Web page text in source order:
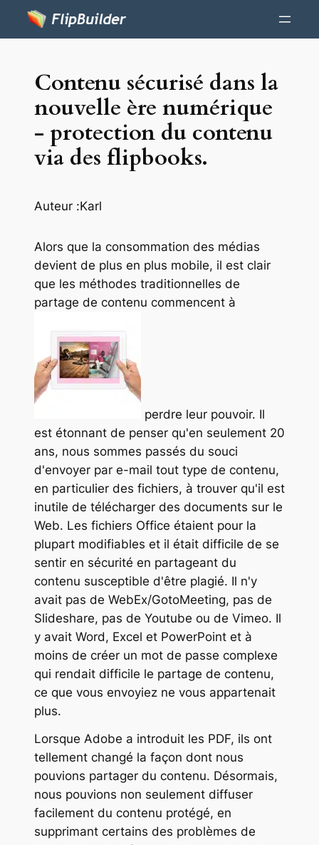
Contenu sécurisé dans la
nouvelle ère numérique
- protection du contenu
via des flipbooks.
Auteur :Karl
Alors que la consommation des médias
devient de plus en plus mobile, il est clair
que les méthodes traditionnelles de
partage de contenu commencent à
perdre leur pouvoir. Il
est étonnant de penser qu'en seulement 20
ans, nous sommes passés du souci
d'envoyer par e-mail tout type de contenu,
en particulier des fichiers, à trouver qu'il est
inutile de télécharger des documents sur le
Web. Les fichiers Office étaient pour la
plupart modifiables et il était difficile de se
sentir en sécurité en partageant du
contenu susceptible d'être plagié. Il n'y
avait pas de WebEx/GotoMeeting, pas de
Slideshare, pas de Youtube ou de Vimeo. Il
y avait Word, Excel et PowerPoint et à
moins de créer un mot de passe complexe
qui rendait difficile le partage de contenu,
ce que vous envoyiez ne vous appartenait
plus.
Lorsque Adobe a introduit les PDF, ils ont
tellement changé la façon dont nous
pouvions partager du contenu. Désormais,
nous pouvions non seulement diffuser
facilement du contenu protégé, en
supprimant certains des problèmes de